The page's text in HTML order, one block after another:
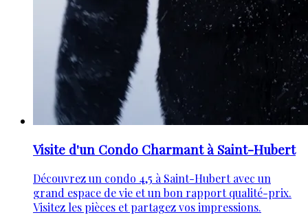
Visite d'un Condo Charmant à Saint-Hubert
Découvrez un condo 4,5 à Saint-Hubert avec un
grand espace de vie et un bon rapport qualité-prix.
Visitez les pièces et partagez vos impressions.